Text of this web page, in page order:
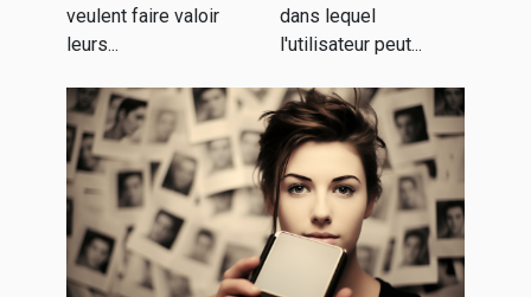
veulent faire valoir
leurs...
dans lequel
l'utilisateur peut...